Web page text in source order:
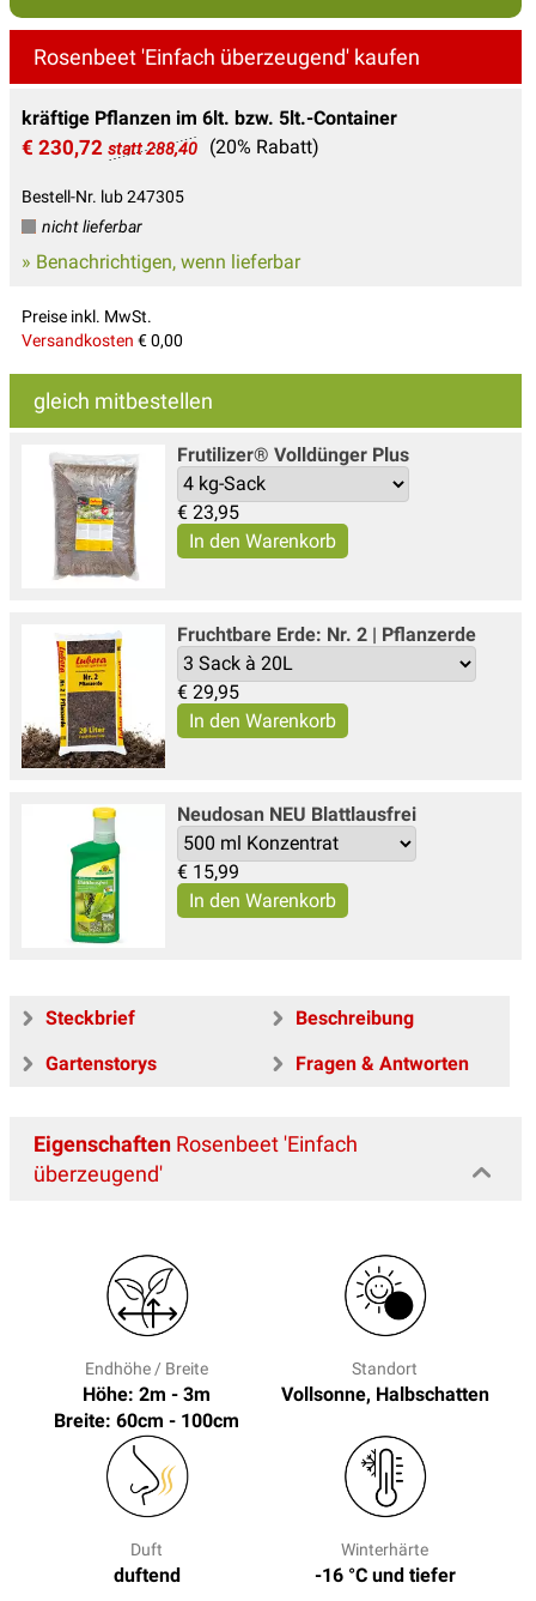
Rosenbeet 'Einfach überzeugend' kaufen
kräftige Pflanzen im 6lt. bzw. 5lt.-Container
€ 230,72 statt 288,40 (20% Rabatt)
Bestell-Nr. lub 247305
nicht lieferbar
» Benachrichtigen, wenn lieferbar
Preise inkl. MwSt.
Versandkosten € 0,00
gleich mitbestellen
Frutilizer® Volldünger Plus
€ 23,95
Fruchtbare Erde: Nr. 2 | Pflanzerde
€ 29,95
Neudosan NEU Blattlausfrei
€ 15,99
Steckbrief
Beschreibung
Gartenstorys
Fragen & Antworten
Eigenschaften Rosenbeet 'Einfach
überzeugend'
Endhöhe / Breite
Höhe: 2m - 3m
Breite: 60cm - 100cm
Standort
Vollsonne, Halbschatten
Duft
duftend
Winterhärte
-16 °C und tiefer